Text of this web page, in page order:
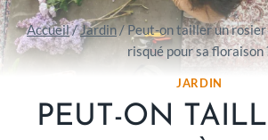
Accueil/Jardin/Peut-on tailler un
risqué pour sa floraison
JARDIN
PEUT-ON